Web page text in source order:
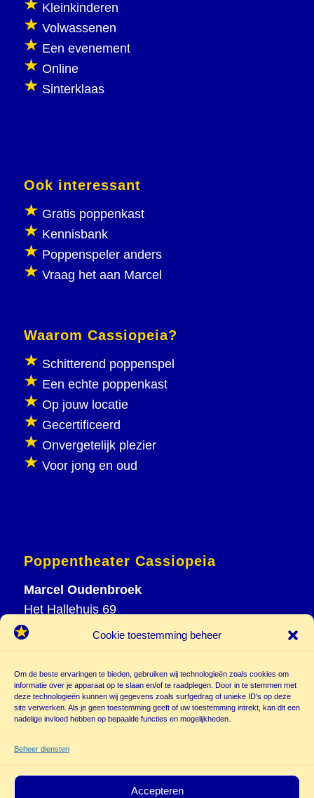
Cookie toestemming beheer
Om de beste ervaringen te bieden, gebruiken wij technologieën zoals cookies om
informatie over je apparaat op te slaan en/of te raadplegen. Door in te stemmen met
deze technologieën kunnen wij gegevens zoals surfgedrag of unieke ID's op deze
site verwerken. Als je geen toestemming geeft of uw toestemming intrekt, kan dit een
nadelige invloed hebben op bepaalde functies en mogelijkheden.
Beheer diensten
Accepteren
Kleinkinderen
Volwassenen
Een evenement
Online
Sinterklaas
Ook interessant
Gratis poppenkast
Kennisbank
Poppenspeler anders
Vraag het aan Marcel
Waarom Cassiopeia?
Schitterend poppenspel
Een echte poppenkast
Op jouw locatie
Gecertificeerd
Onvergetelijk plezier
Voor jong en oud
Poppentheater Cassiopeia
Marcel Oudenbroek
Het Hallehuis 69
3823 VH Amersfoort
M 06 20 26 94 61
info@
poppentheatercassiopeia.nl